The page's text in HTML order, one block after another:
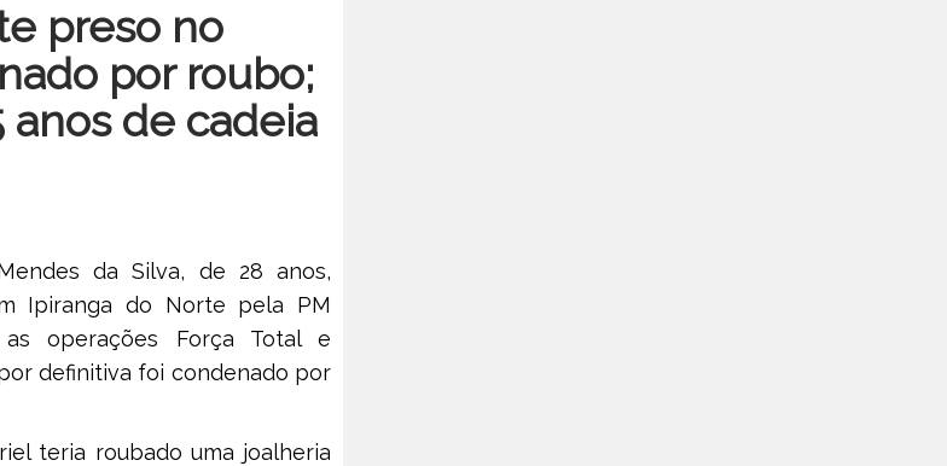
preso no
por roubo;
de cadeia
da Silva, de 28 anos,
Ipiranga do Norte pela PM
as operações Força Total e
definitiva foi condenado por
teria roubado uma joalheria